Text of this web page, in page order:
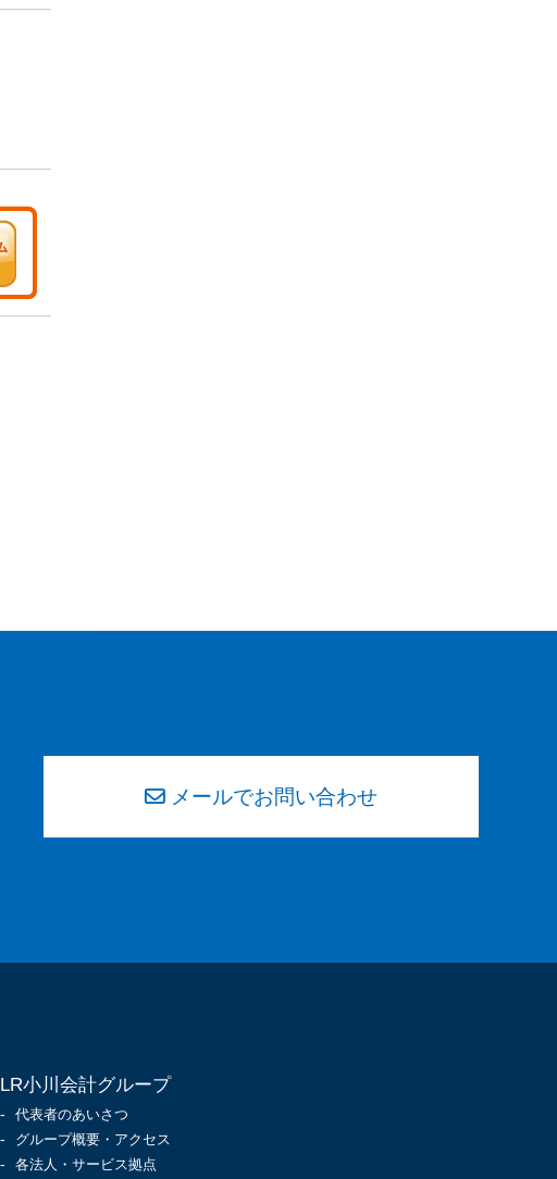
メールでお問い合わせ
LR小川会計グループ
代表者のあいさつ
グループ概要・アクセス
各法人・サービス拠点